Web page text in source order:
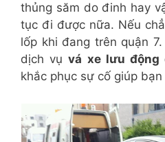
thủng săm do đinh hay
tục đi được nữa. Nếu
lốp khi đang trên quận
dịch vụvá xe lưu động
khắc phục sự cố giúp